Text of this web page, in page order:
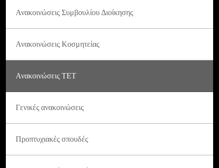
Ανακοινώσεις Συμβουλίου Διοίκησης
Ανακοινώσεις Κοσμητείας
Ανακοινώσεις ΤΕΤ
Γενικές ανακοινώσεις
Προπτυχιακές σπουδές